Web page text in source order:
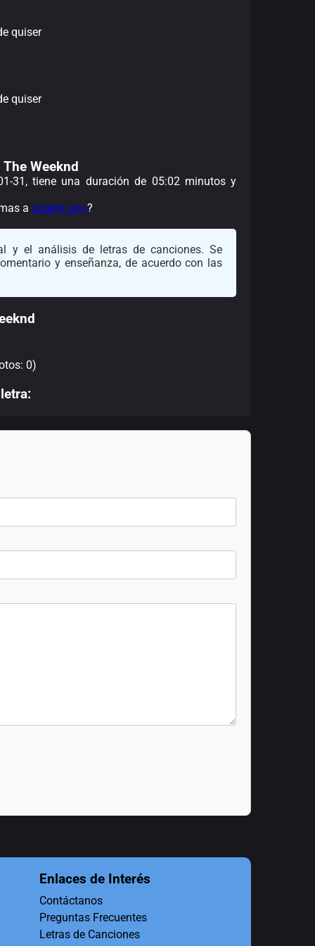
quiser
quiser
Weeknd
31, tiene una duración de 05:02 minutos y
a sugerir uno?
y el análisis de letras de canciones. Se
y enseñanza, de acuerdo con las
0)
Enlaces de Interés
Contáctanos
Preguntas Frecuentes
Letras de Canciones